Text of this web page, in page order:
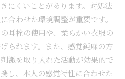
にくいことがあります。対処法
合わせた環境調整が重要です。
耳栓の使用や、柔らかい衣服の
られます。また、感覚鈍麻の方
激を取り入れた活動が効果的で
し、本人の感覚特性に合わせた